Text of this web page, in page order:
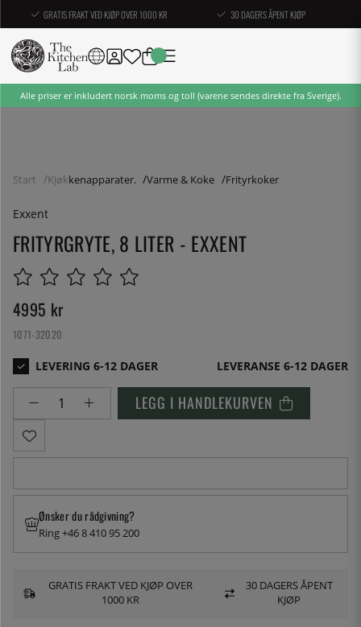
GRATIS FRAKT VED KJØP OVER 1000 KR 30 DAGERS ÅPENT KJØP
Alle priser er inkludert norsk moms og toll (varene sendes direkte fra Sverige).
Start Kjøkkenapparater. Varme & Koke Frityrkoker
Exxent
FRITYRGRYTE, 8 LITER - EXXENT
4995 kr
1071-32020
LEVERANSE 6-12 DAGER
LEGG I HANDLEKURVEN
Ønsker du rådgivning?
Ring +46 8 410 95 200
GRATIS FRAKT VED KJØP OVER
1000 KR
30 DAGERS ÅPENT
KJØP